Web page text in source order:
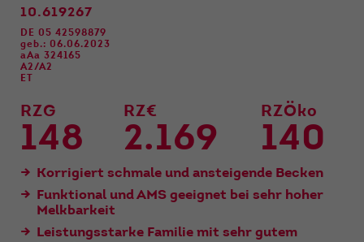
10.619267
DE 05 42598879
geb.: 06.06.2023
aAa 324165
A2/A2
ET
RZG
148
RZ€
2.169
RZÖko
140
Korrigiert schmale und ansteigende Becken
Funktional und AMS geeignet bei sehr hoher
Melkbarkeit
Leistungsstarke Familie mit sehr gutem
Name
Anbieter
Zweck Cookie Einstellungen speichern
Cookie-Informationen anzeigen
Externe Inhalte
Wir verwenden auf unserer Website externe
anzubieten.